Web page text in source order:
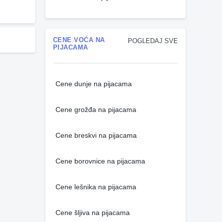
POGLEDAJ SVE
CENE VOĆA NA
PIJACAMA
Cene dunje na pijacama
Cene grožđa na pijacama
Cene breskvi na pijacama
Cene borovnice na pijacama
Cene lešnika na pijacama
Cene šljiva na pijacama